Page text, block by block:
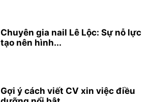
Chuyên gia nail Lê Lộc: Sự nỗ lực
tạo nên hình...
Gợi ý cách viết CV xin việc điều